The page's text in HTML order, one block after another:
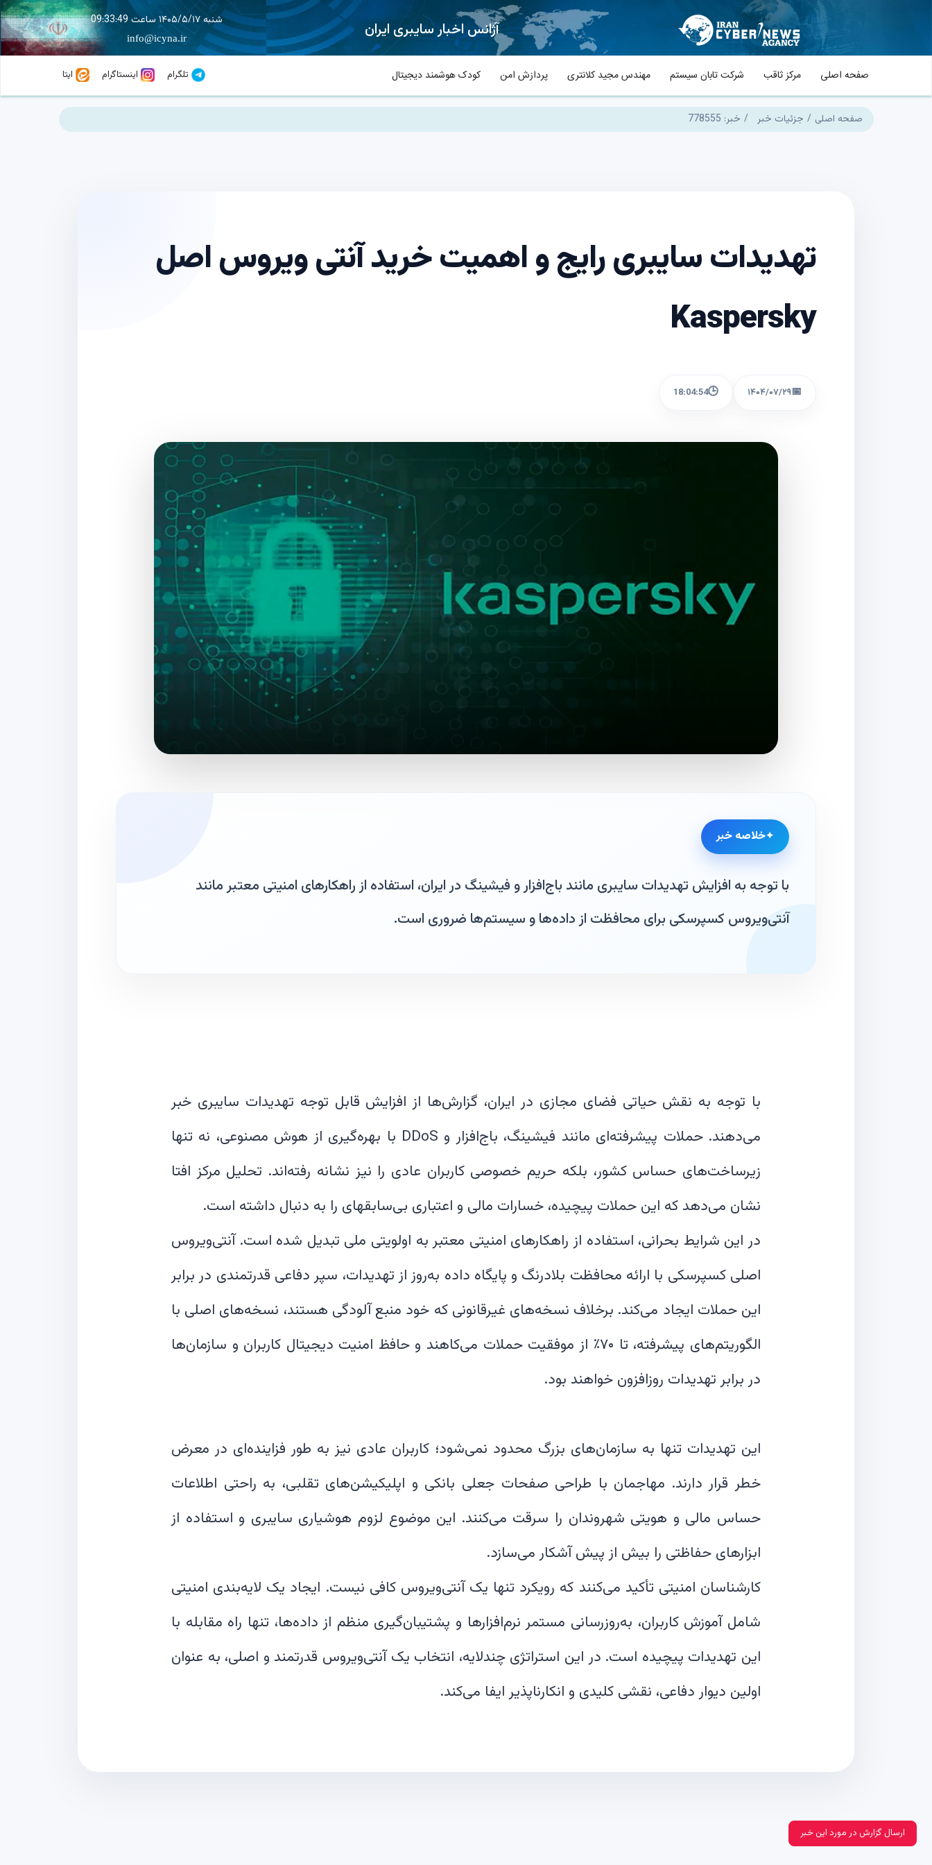
آژانس اخبار سایبری ایران شنبه ۱۴۰۵/۵/۱۷ ساعت 09:33:50
info@icyna.ir
تلگرام اینستاگرام ایتا صفحه اصلی مرکز ثاقب شرکت تابان سیستم مهندس مجید کلانتری پردازش امن کودک هوشمند دیجیتال
صفحه اصلی جزئیات خبر خبر: 778555
تهدیدات سایبری رایج و اهمیت خرید آنتی‌ ویروس اصل
Kaspersky
📅۱۴۰۴/۰۷/۲۹ 🕒
18:04:54
خلاصه خبر
با توجه به افزایش تهدیدات سایبری مانند باج‌افزار و فیشینگ در ایران، استفاده از راهکارهای امنیتی معتبر مانند
آنتی‌ویروس کسپرسکی برای محافظت از داده‌ها و سیستم‌ها ضروری است.
با توجه به نقش حیاتی فضای مجازی در ایران، گزارش‌ها از افزایش قابل توجه تهدیدات سایبری خبر
می‌دهند. حملات پیشرفته‌ای مانند فیشینگ، باج‌افزار و DDoS با بهره‌گیری از هوش مصنوعی، نه تنها
زیرساخت‌های حساس کشور، بلکه حریم خصوصی کاربران عادی را نیز نشانه رفته‌اند. تحلیل مرکز افتا
در این شرایط بحرانی، استفاده از راهکارهای امنیتی معتبر به اولویتی ملی تبدیل شده است. آنتی‌ویروس
اصلی کسپرسکی با ارائه محافظت بلادرنگ و پایگاه داده به‌روز از تهدیدات، سپر دفاعی قدرتمندی در برابر
این حملات ایجاد می‌کند. برخلاف نسخه‌های غیرقانونی که خود منبع آلودگی هستند، نسخه‌های اصلی با
الگوریتم‌های پیشرفته، تا ۷۰٪ از موفقیت حملات می‌کاهند و حافظ امنیت دیجیتال کاربران و سازمان‌ها
این تهدیدات تنها به سازمان‌های بزرگ محدود نمی‌شود؛ کاربران عادی نیز به طور فزاینده‌ای در معرض
خطر قرار دارند. مهاجمان با طراحی صفحات جعلی بانکی و اپلیکیشن‌های تقلبی، به راحتی اطلاعات
حساس مالی و هویتی شهروندان را سرقت می‌کنند. این موضوع لزوم هوشیاری سایبری و استفاده از
کارشناسان امنیتی تأکید می‌کنند که رویکرد تنها یک آنتی‌ویروس کافی نیست. ایجاد یک لایه‌بندی امنیتی
شامل آموزش کاربران، به‌روزرسانی مستمر نرم‌افزارها و پشتیبان‌گیری منظم از داده‌ها، تنها راه مقابله با
این تهدیدات پیچیده است. در این استراتژی چندلایه، انتخاب یک آنتی‌ویروس قدرتمند و اصلی، به عنوان
اولین دیوار دفاعی، نقشی کلیدی و انکارناپذیر ایفا می‌کند.
ارسال گزارش در مورد این خبر